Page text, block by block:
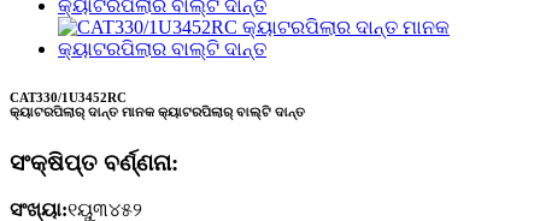
CAT330/1U3452RC
କ୍ୟାଟରପିଲାର୍ ଦାନ୍ତ ମାନକ କ୍ୟାଟରପିଲାର୍ ବାଲ୍ଟି ଦାନ୍ତ
ସଂକ୍ଷିପ୍ତ ବର୍ଣ୍ଣନା:
ସଂଖ୍ୟା:୧ୟୁ୩୪୫୨